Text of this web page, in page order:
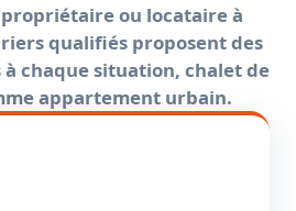
propriétaire ou locataire à
qualifiés proposent des
chaque situation, chalet de
appartement urbain.